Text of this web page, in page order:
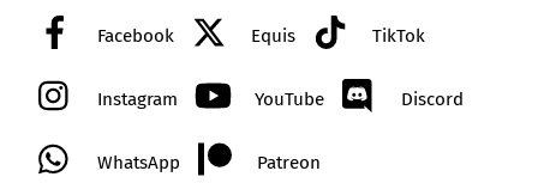
Facebook Equis TikTok
Instagram YouTube Discord
WhatsApp Patreon